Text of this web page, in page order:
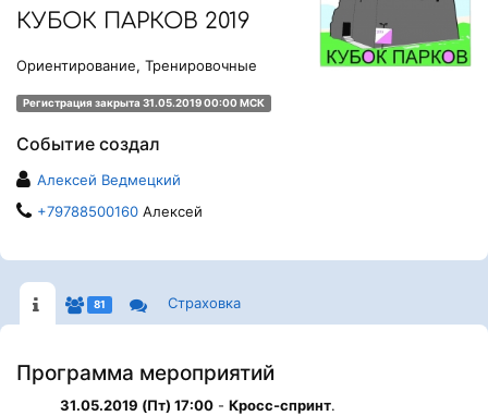
КУБОК ПАРКОВ 2019
Ориентирование, Тренировочные
Регистрация закрыта 31.05.2019 00:00 МСК
Событие создал
Алексей Ведмецкий
+79788500160 Алексей
81 Страховка
Программа мероприятий
31.05.2019 (Пт) 17:00 - Кросс-спринт.